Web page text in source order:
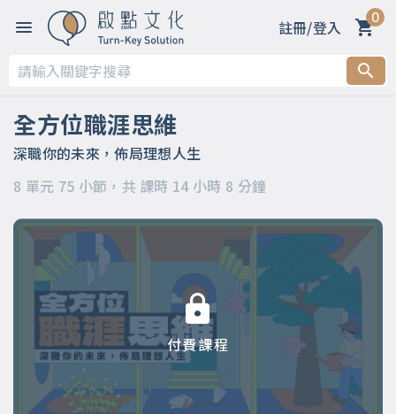
註冊/登入 0
全方位職涯思維
深職你的未來，佈局理想人生
8 單元 75 小節，共 課時 14 小時 8 分鐘
付費課程
第一章 【開篇】
第二章 【被領導階段】支持策略
第三章 【被領導階段】委身策略
第四章 【領導階段】開明策略
第五章 【領導階段】強勢策略
第七章 【應變階段】彈性策略
第八章 【結語】